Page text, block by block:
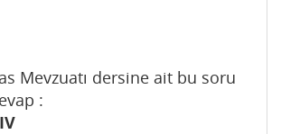
Mevzuatı dersine ait bu soru
: